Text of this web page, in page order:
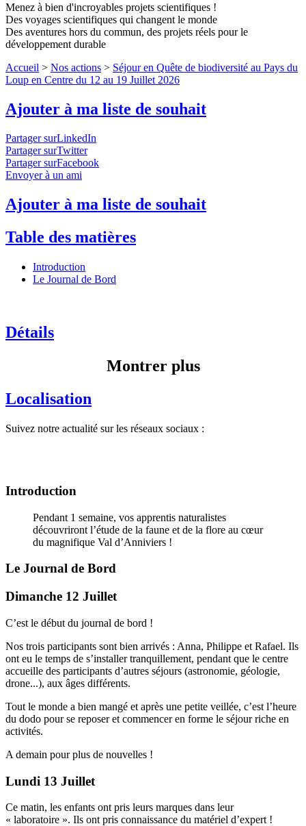
Menez à bien d'incroyables projets scientifiques !
Des voyages scientifiques qui changent le monde
Des aventures hors du commun, des projets réels pour le
développement durable
Accueil > Nos actions > Séjour en Quête de biodiversité au Pays du
Loup en Centre du 12 au 19 Juillet 2026
Ajouter à ma liste de souhait
Partager surLinkedIn
Partager surTwitter
Partager surFacebook
Envoyer à un ami
Ajouter à ma liste de souhait
Table des matières
Introduction
Le Journal de Bord
Détails
Montrer plus
Localisation
Suivez notre actualité sur les réseaux sociaux :
Introduction
Pendant 1 semaine, vos apprentis naturalistes
découvriront l’étude de la faune et de la flore au cœur
du magnifique Val d’Anniviers !
Le Journal de Bord
Dimanche 12 Juillet
C’est le début du journal de bord !
Nos trois participants sont bien arrivés : Anna, Philippe et Rafael. Ils
ont eu le temps de s’installer tranquillement, pendant que le centre
accueille des participants d’autres séjours (astronomie, géologie,
drone...), aux âges différents.
Tout le monde a bien mangé et après une petite veillée, c’est l’heure
du dodo pour se reposer et commencer en forme le séjour riche en
activités.
A demain pour plus de nouvelles !
Lundi 13 Juillet
Ce matin, les enfants ont pris leurs marques dans leur
« laboratoire ». Ils ont pris connaissance du matériel d’expert !